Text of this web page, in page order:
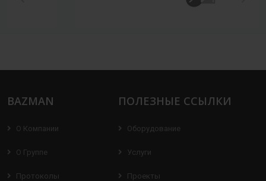
BAZMAN
О Компании
О Группе
Протоколы
ПОЛЕЗНЫЕ ССЫЛКИ
Оборудование
Услуги
Проекты